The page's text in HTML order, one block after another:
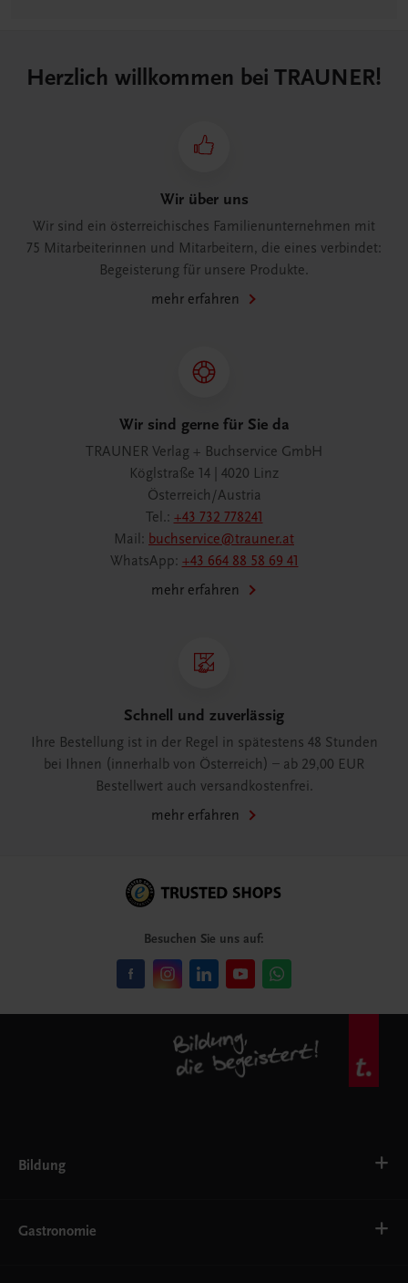
Herzlich willkommen bei TRAUNER!
Wir über uns
Wir sind ein österreichisches Familienunternehmen mit
75 Mitarbeiterinnen und Mitarbeitern, die eines verbindet:
Begeisterung für unsere Produkte.
mehr erfahren
Wir sind gerne für Sie da
TRAUNER Verlag + Buchservice GmbH
Köglstraße 14 | 4020 Linz
Österreich/Austria
Tel.: +43 732 778241
Mail: buchservice@trauner.at
WhatsApp: +43 664 88 58 69 41
mehr erfahren
Schnell und zuverlässig
Ihre Bestellung ist in der Regel in spätestens 48 Stunden
bei Ihnen (innerhalb von Österreich) – ab 29,00 EUR
Bestellwert auch versandkostenfrei.
mehr erfahren
Besuchen Sie uns auf:
Bildung
AHS
Gastronomie